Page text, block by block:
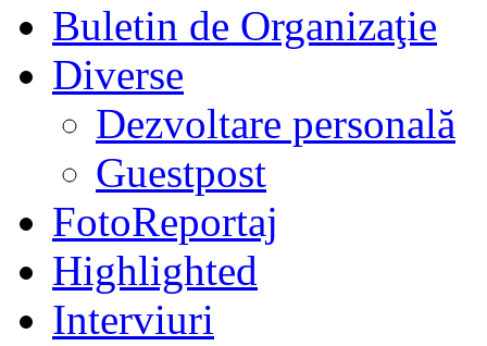
Buletin de Organizaţie
Diverse
Dezvoltare personală
Guestpost
FotoReportaj
Highlighted
Interviuri